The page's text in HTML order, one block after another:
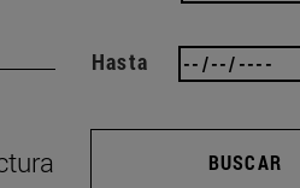
Hasta
BUSCAR